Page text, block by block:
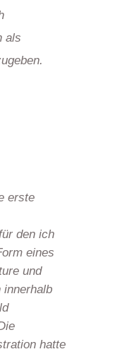
als
erste
den ich
eines
und
hatte